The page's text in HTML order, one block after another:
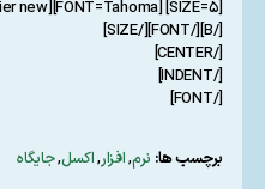
[SIZE=5] [FONT=Tahoma][FONT=courier new][B][URL]https://javidsoft.ir/courses/[/URL][/B][/FONT][/FONT][/SIZE][/FONT]
[/B][/FONT][/SIZE]
[/CENTER]
[/INDENT]
[/FONT]
برچسب ها: نرم,افزار,اکسل,جایگاه